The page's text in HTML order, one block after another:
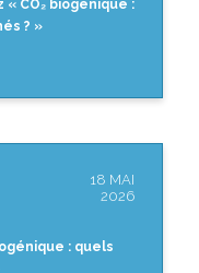
« CO₂ biogénique :
? »
18 MAI
2026
: quels